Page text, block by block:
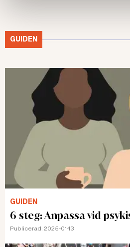
GUIDEN
GUIDEN
6 steg: Anpassa vid
Publicerad: 2025-01-13